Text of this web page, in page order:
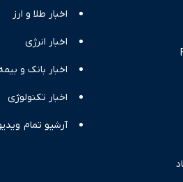
اخبار طلا و ارز
اخبار انرژی
اخبار بانک و
اخبار تکنولوژی
آرشیو تمام